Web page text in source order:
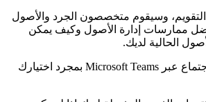
التقويم، وسيقوم متخصصون الجرد والأصول
ممارسات إدارة الأصول وكيف يمكن
الحالية لديك.
ستتلقى قريبًا دعوة للاجتماع عبر Microsoft Teams بمجرد اختيارك